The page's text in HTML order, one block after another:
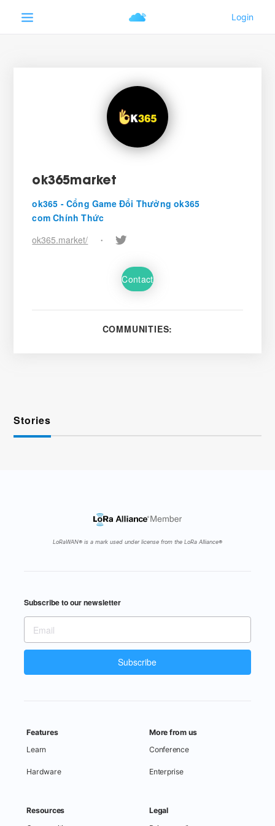
ok365market
ok365 - Cổng Game Đổi Thưởng ok365
com Chính Thức
ok365.market/
•
Contact
COMMUNITIES:
Stories